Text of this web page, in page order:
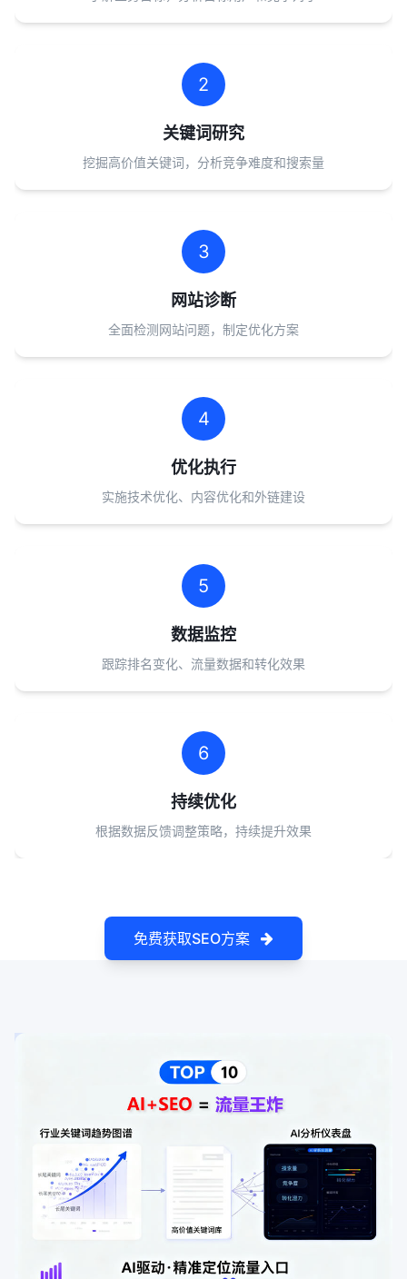
2
关键词研究
挖掘高价值关键词，分析竞争难度和搜索量
3
网站诊断
全面检测网站问题，制定优化方案
4
优化执行
实施技术优化、内容优化和外链建设
5
数据监控
跟踪排名变化、流量数据和转化效果
6
持续优化
根据数据反馈调整策略，持续提升效果
免费获取SEO方案